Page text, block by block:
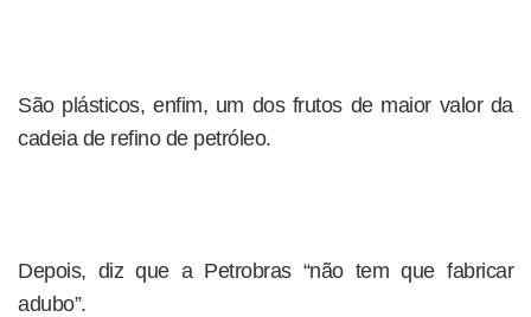
São plásticos, enfim, um dos frutos de maior valor da
cadeia de refino de petróleo.
Depois, diz que a Petrobras “não tem que fabricar
adubo”.